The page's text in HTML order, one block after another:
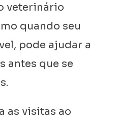
veterinário
quando seu
pode ajudar a
antes que se
as visitas ao